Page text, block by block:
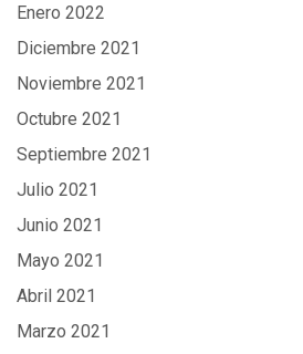
Enero 2022
Diciembre 2021
Noviembre 2021
Octubre 2021
Septiembre 2021
Julio 2021
Junio 2021
Mayo 2021
Abril 2021
Marzo 2021